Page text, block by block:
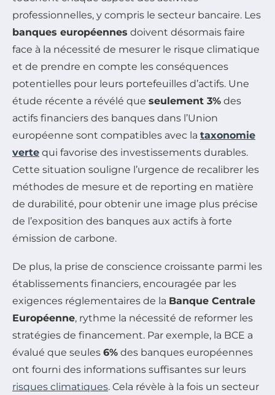
professionnelles, y compris le secteur bancaire. Les
banques européennes doivent désormais faire
face à la nécessité de mesurer le risque climatique
et de prendre en compte les conséquences
potentielles pour leurs portefeuilles d’actifs. Une
étude récente a révélé que seulement 3% des
actifs financiers des banques dans l’Union
européenne sont compatibles avec la taxonomie
verte qui favorise des investissements durables.
Cette situation souligne l’urgence de recalibrer les
méthodes de mesure et de reporting en matière
de durabilité, pour obtenir une image plus précise
de l’exposition des banques aux actifs à forte
émission de carbone.
De plus, la prise de conscience croissante parmi les
établissements financiers, encouragée par les
exigences réglementaires de la Banque Centrale
Européenne, rythme la nécessité de reformer les
stratégies de financement. Par exemple, la BCE a
évalué que seules 6% des banques européennes
ont fourni des informations suffisantes sur leurs
risques climatiques. Cela révèle à la fois un secteur